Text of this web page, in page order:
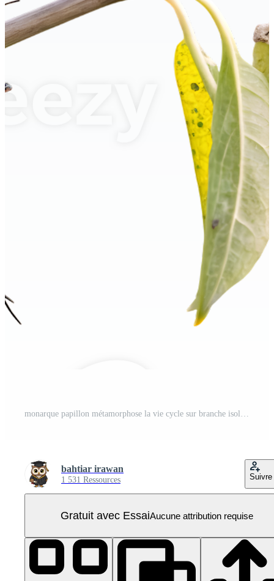
monarque papillon métamorphose la vie cycle sur branche isolé PNG Pro
bahtiar irawan
1 531 Ressources Suivre
Gratuit avec EssaiAucune attribution requise